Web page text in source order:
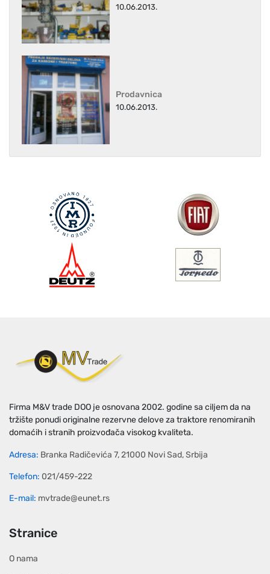
10.06.2013.
Prodavnica
10.06.2013.
Firma M&V trade DOO je osnovana 2002. godine sa ciljem da na
tržište ponudi originalne rezervne delove za traktore renomiranih
domaćih i stranih proizvođača visokog kvaliteta.
Adresa: Branka Radičevića 7, 21000 Novi Sad, Srbija
Telefon: 021/459-222
E-mail: mvtrade@eunet.rs
Stranice
O nama